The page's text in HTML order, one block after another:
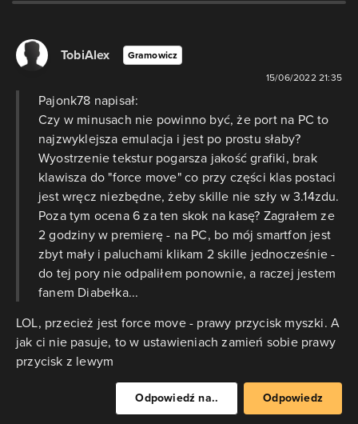
TobiAlex Gramowicz
15/06/2022 21:35
Pajonk78 napisał:
Czy w minusach nie powinno być, że port na PC to
najzwyklejsza emulacja i jest po prostu słaby?
Wyostrzenie tekstur pogarsza jakość grafiki, brak
klawisza do "force move" co przy części klas postaci
jest wręcz niezbędne, żeby skille nie szły w 3.14zdu.
Poza tym ocena 6 za ten skok na kasę? Zagrałem ze
2 godziny w premierę - na PC, bo mój smartfon jest
zbyt mały i paluchami klikam 2 skille jednocześnie -
do tej pory nie odpaliłem ponownie, a raczej jestem
fanem Diabełka...
LOL, przecież jest force move - prawy przycisk myszki. A
jak ci nie pasuje, to w ustawieniach zamień sobie prawy
przycisk z lewym
Odpowiedź na.. Odpowiedz